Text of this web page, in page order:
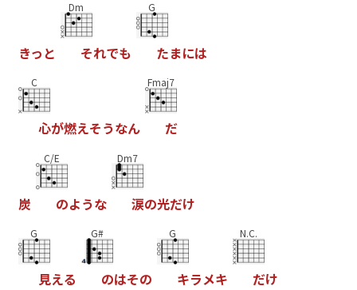
きっ と
Dm
それでも
G
たまには
C
心が燃えそうなん
Fmaj7
だ
炭
C/E
のような
Dm7
涙の光だけ
G
見える
G#
のはその
G
キラメキ
N.C.
だけ